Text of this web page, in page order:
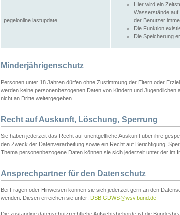
pegelonline.lastupdate
Hier wird ein
Wasserstände auf
der Benutzer
Die Funktion
Die Speicherung
Minderjährigenschutz
Personen unter 18 Jahren dürfen ohne Zustimmung der Eltern oder
werden keine personenbezogenen Daten von Kindern und
nicht an Dritte weitergegeben.
Recht auf Auskunft, Löschung, Sperrung
Sie haben jederzeit das Recht auf unentgeltliche Auskunft über ihre
den Zweck der Datenverarbeitung sowie ein Recht auf Berichtigung,
Thema personenbezogene Daten können sie sich jederzeit unter der im
Ansprechpartner für den Datenschutz
Bei Fragen oder Hinweisen können sie sich jederzeit gern an den
wenden. Diesen erreichen sie unter: DSB.GDWS@wsv.bund.de